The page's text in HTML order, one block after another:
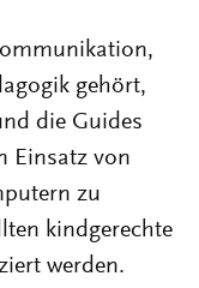
gehört,
die Guides
Einsatz von
zu
kindgerechte
werden.